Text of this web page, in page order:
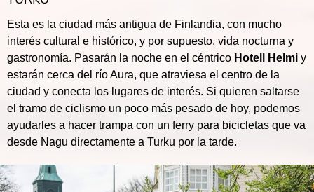
Esta es la ciudad más antigua de Finlandia, con mucho
interés cultural e histórico, y por supuesto, vida nocturna y
gastronomía. Pasarán la noche en el céntrico Hotell Helmi y
estarán cerca del río Aura, que atraviesa el centro de la
ciudad y conecta los lugares de interés. Si quieren saltarse
el tramo de ciclismo un poco más pesado de hoy, podemos
ayudarles a hacer trampa con un ferry para bicicletas que va
desde Nagu directamente a Turku por la tarde.